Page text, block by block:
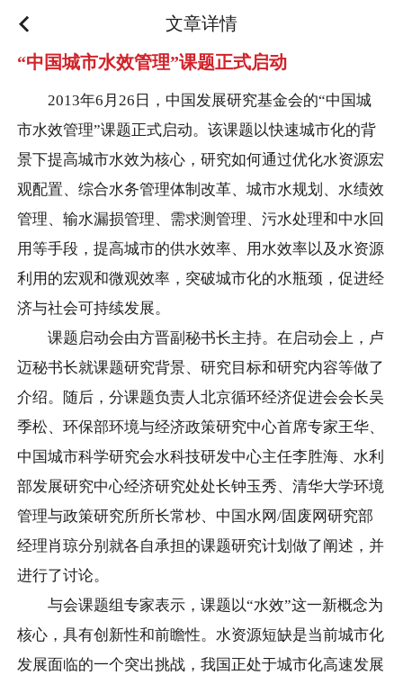
文章详情
“中国城市水效管理”课题正式启动
2013年6月26日，中国发展研究基金会的“中国城
市水效管理”课题正式启动。该课题以快速城市化的背
景下提高城市水效为核心，研究如何通过优化水资源宏
观配置、综合水务管理体制改革、城市水规划、水绩效
管理、输水漏损管理、需求测管理、污水处理和中水回
用等手段，提高城市的供水效率、用水效率以及水资源
利用的宏观和微观效率，突破城市化的水瓶颈，促进经
济与社会可持续发展。
课题启动会由方晋副秘书长主持。在启动会上，卢
迈秘书长就课题研究背景、研究目标和研究内容等做了
介绍。随后，分课题负责人北京循环经济促进会会长吴
季松、环保部环境与经济政策研究中心首席专家王华、
中国城市科学研究会水科技研发中心主任李胜海、水利
部发展研究中心经济研究处处长钟玉秀、清华大学环境
管理与政策研究所所长常杪、中国水网/固废网研究部
经理肖琼分别就各自承担的课题研究计划做了阐述，并
进行了讨论。
与会课题组专家表示，课题以“水效”这一新概念为
核心，具有创新性和前瞻性。水资源短缺是当前城市化
发展面临的一个突出挑战，我国正处于城市化高速发展